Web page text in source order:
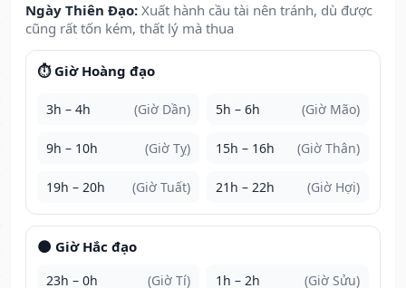
Ngày Thiên Đạo: Xuất hành cầu tài nên tránh, dù được
cũng rất tốn kém, thất lý mà thua
⏱️ Giờ Hoàng đạo
3h – 4h (Giờ Dần) 5h – 6h (Giờ Mão)
9h – 10h (Giờ Tỵ) 15h – 16h (Giờ Thân)
19h – 20h (Giờ Tuất) 21h – 22h (Giờ Hợi)
🌑 Giờ Hắc đạo
23h – 0h (Giờ Tí) 1h – 2h (Giờ Sửu)